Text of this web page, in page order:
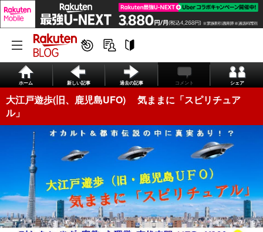
ホーム 新しい記事 過去の記事 コメント シェア
大江戸遊歩(旧、鹿児島UFO) 気ままに「スピリチュア
ル」